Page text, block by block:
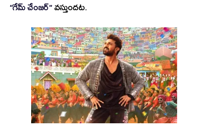
“గేమ్ చేంజర్”వస్తుందట.